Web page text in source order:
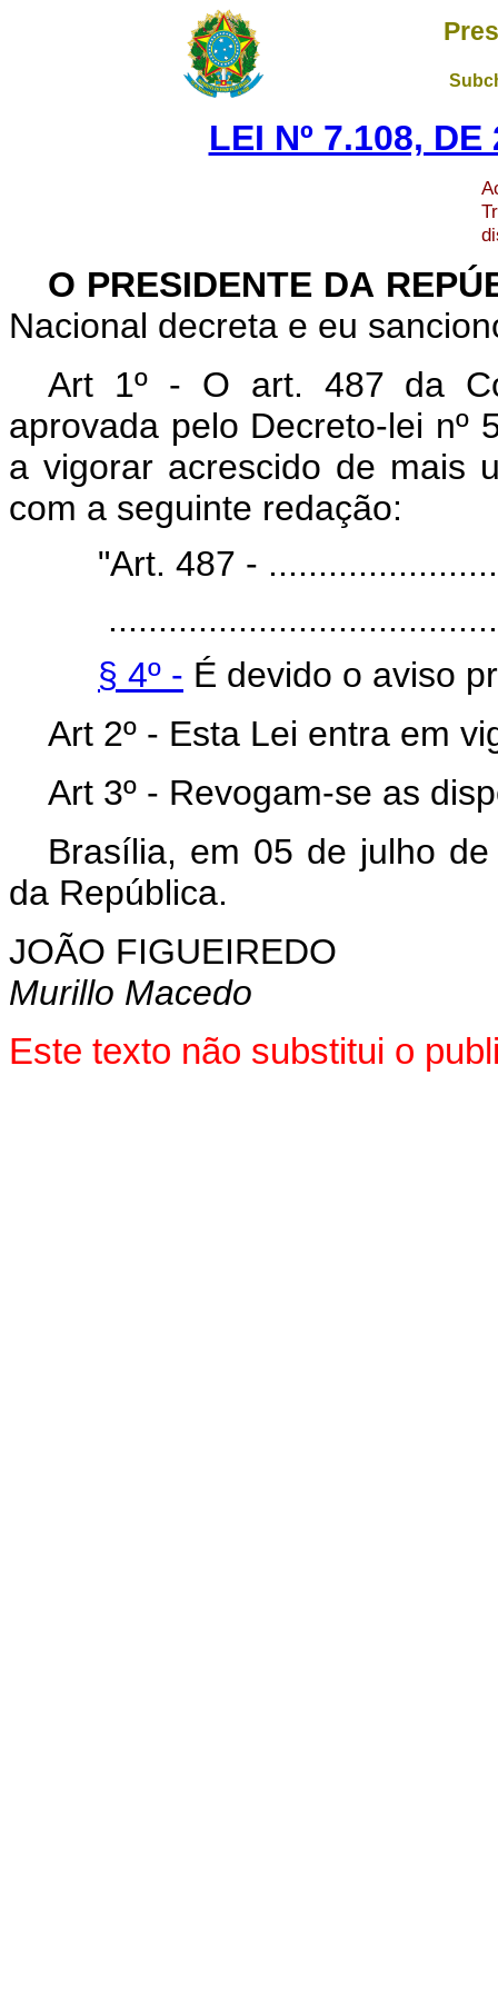
LEI Nº 7.108,
O PRESIDENTE DA
Nacional decreta e eu
Art 1º - O art. 487 da
aprovada pelo Decreto-lei nº
a vigorar acrescido de mais
com a seguinte redação:
"Art. 487 -
§ 4º - É devido o aviso
Art 2º - Esta Lei entra em
Art 3º - Revogam-se as
Brasília, em 05 de julho
da República.
JOÃO FIGUEIREDO
Murillo Macedo
Este texto não substitui o